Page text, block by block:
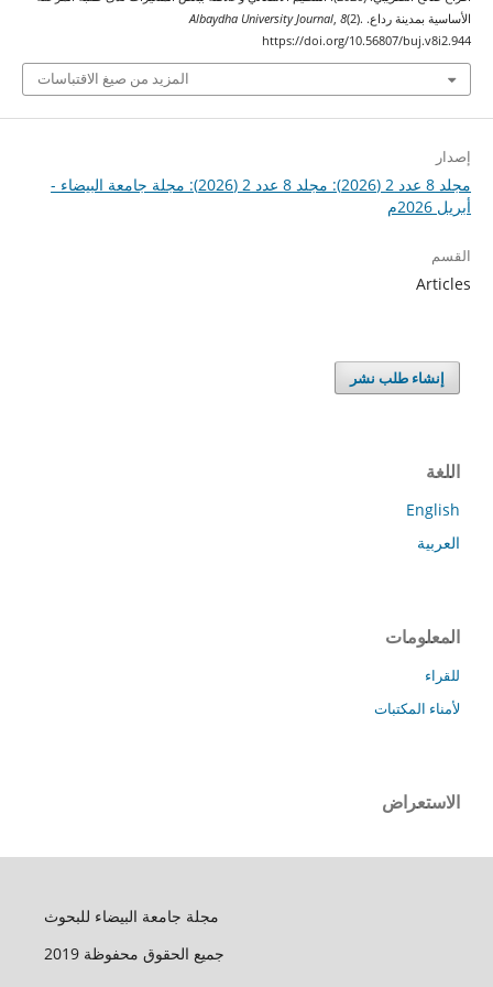
الأساسية بمدينة رداع.
Albaydha University Journal ,8(2).
https://doi.org/10.56807/buj.v8i2.944
المزيد من صيغ الاقتباسات
إصدار
مجلد 8 عدد 2 (2026): مجلد 8 عدد 2 (2026): مجلة جامعة البيضاء -
أبريل 2026م
القسم
Articles
إنشاء طلب نشر
اللغة
English
العربية
المعلومات
للقراء
لأمناء المكتبات
الاستعراض
مجلة جامعة البيضاء للبحوث
جميع الحقوق محفوظة 2019